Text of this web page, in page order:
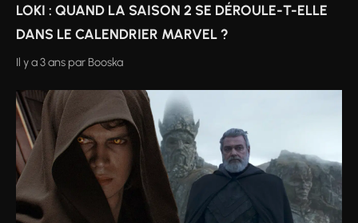
LOKI : QUAND LA SAISON 2 SE DÉROULE-T-ELLE
DANS LE CALENDRIER MARVEL ?
Il y a 3 ans par Booska